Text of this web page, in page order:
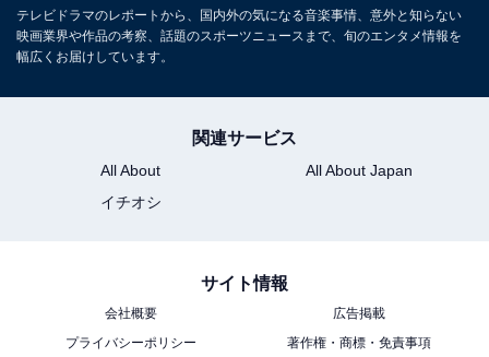
テレビドラマのレポートから、国内外の気になる音楽事情、意外と知らない
映画業界や作品の考察、話題のスポーツニュースまで、旬のエンタメ情報を
幅広くお届けしています。
関連サービス
All About
All About Japan
イチオシ
サイト情報
会社概要
広告掲載
プライバシーポリシー
著作権・商標・免責事項